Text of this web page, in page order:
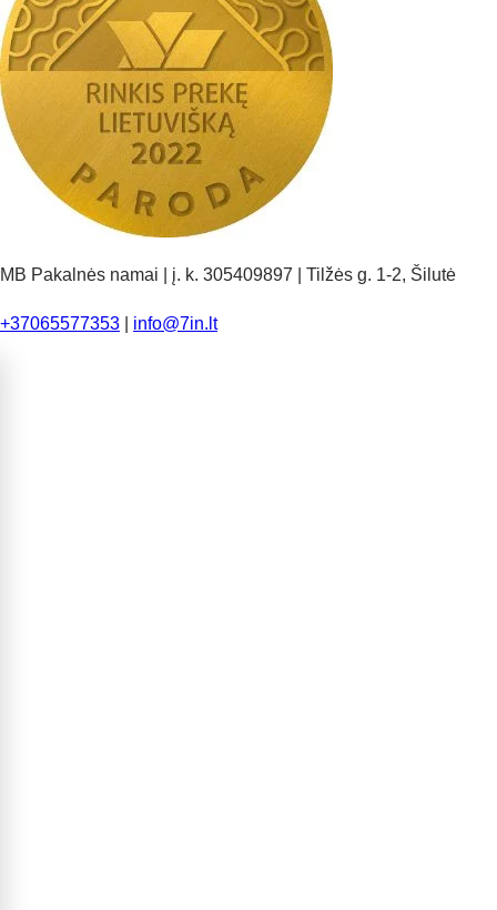
MB Pakalnės namai | į. k. 305409897 | Tilžės g. 1-2, Šilutė
+37065577353 info@7in.lt